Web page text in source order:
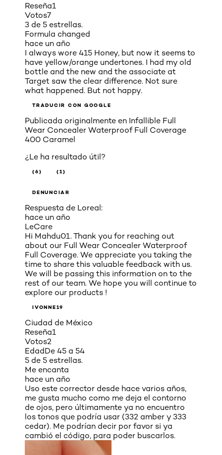
Reseña1
Votos7
3 de 5 estrellas.
Formula changed
hace un año
I always wore 415 Honey, but now it seems to
have yellow/orange undertones. I had my old
bottle and the new and the associate at
Target saw the clear difference. Not sure
what happened. But not happy.
TRADUCIR CON GOOGLE
Publicada originalmente en Infallible Full
Wear Concealer Waterproof Full Coverage
400 Caramel
¿Le ha resultado útil?
(6) (1)
DENUNCIAR
Respuesta de Loreal:
hace un año
LeCare
Hi Mahdu01. Thank you for reaching out
about our Full Wear Concealer Waterproof
Full Coverage. We appreciate you taking the
time to share this valuable feedback with us.
We will be passing this information on to the
rest of our team. We hope you will continue to
explore our products !
IVONNE19
Ciudad de México
Reseña1
Votos2
EdadDe 45 a 54
5 de 5 estrellas.
Me encanta
hace un año
Uso este corrector desde hace varios años,
me gusta mucho como me deja el contorno
de ojos, pero últimamente ya no encuentro
los tonos que podría usar (332 amber y 333
cedar). Me podrían decir por favor si ya
cambió el código, para poder buscarlos.